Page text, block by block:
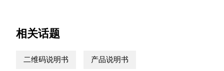
相关话题
二维码说明书 产品说明书